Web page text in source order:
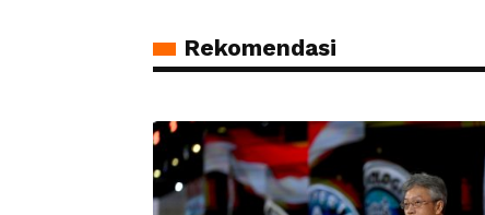
Rekomendasi